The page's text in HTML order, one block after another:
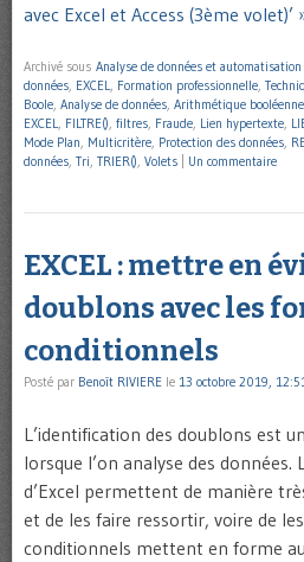
avec Excel et Access (3ème volet)’
Archivé sous Analyse de données et automatisation
données, EXCEL, Formation professionnelle,
Boole, Analyse de données, Arithmétique booléenne
EXCEL, FILTRE(), filtres, Fraude, Lien hypertexte,
Mode Plan, Multicritère, Protection des données,
données, Tri, TRIER(), Volets Un commentaire
EXCEL : mettre en
doublons avec les
conditionnels
Posté par Benoît RIVIERE le 13 octobre 2019,
L’identification des doublons est
lorsque l’on analyse des
d’Excel permettent de manière
et de les faire ressortir, voire de
conditionnels mettent en forme